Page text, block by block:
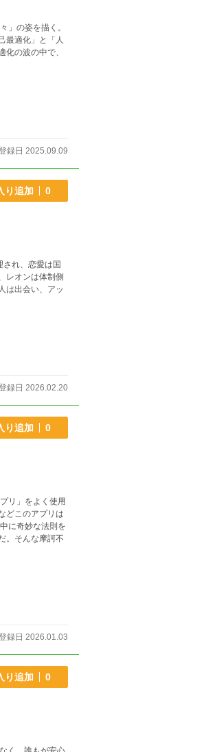
」の姿を描く。
最適化」と「人
の波の中で、
録日 2025.09.09
り追加 0
され、恋愛は国
レオンは体制側
は出会い、アッ
録日 2026.02.20
り追加 0
リ」をよく使用
どこのアプリは
に奇妙な法則を
。そんな摩訶不
録日 2026.01.03
り追加 0